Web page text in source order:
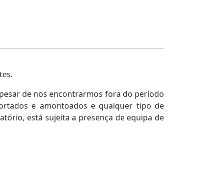
de nos encontrarmos fora do período
e amontoados e qualquer tipo de
está sujeita a presença de equipa de